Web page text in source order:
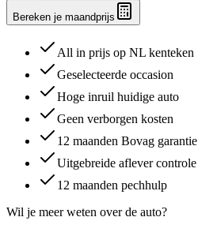
Bereken je maandprijs
All in prijs op NL kenteken
Geselecteerde occasion
Hoge inruil huidige auto
Geen verborgen kosten
12 maanden Bovag garantie
Uitgebreide aflever controle
12 maanden pechhulp
Wil je meer weten over de auto?